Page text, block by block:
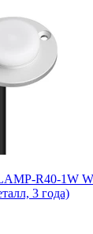
R40-1W
3 года)